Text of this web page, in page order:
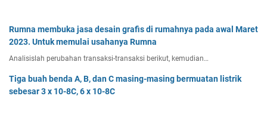
Rumna membuka jasa desain grafis di rumahnya pada awal Maret
2023. Untuk memulai usahanya Rumna
Analisislah perubahan transaksi-transaksi berikut, kemudian…
Tiga buah benda A, B, dan C masing-masing bermuatan listrik
sebesar 3 x 10-8C, 6 x 10-8C